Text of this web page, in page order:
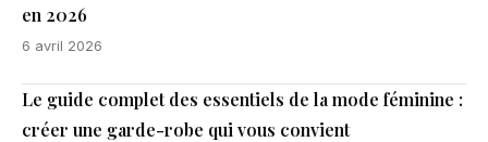
en 2026
6 avril 2026
Le guide complet des essentiels de la mode féminine :
créer une garde-robe qui vous convient